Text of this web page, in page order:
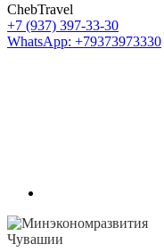
ChebTravel
+7 (937) 397-33-30
WhatsApp: +79373973330